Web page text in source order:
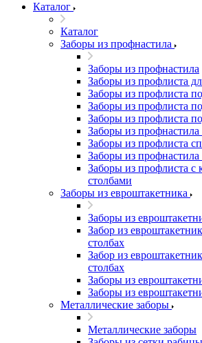
Каталог
Каталог
Заборы из профнастила
Заборы из профнастила
Заборы из профлиста
Заборы из профлиста
Заборы из профлиста
Заборы из профлиста
Заборы из профнастила
Заборы из профлиста
Заборы из
Заборы из профлиста
столбами
Заборы из евроштакетника
Заборы из
Забор из
столбах
Забор из
столбах
Заборы из
Заборы из
Металлические заборы
Металлические заборы